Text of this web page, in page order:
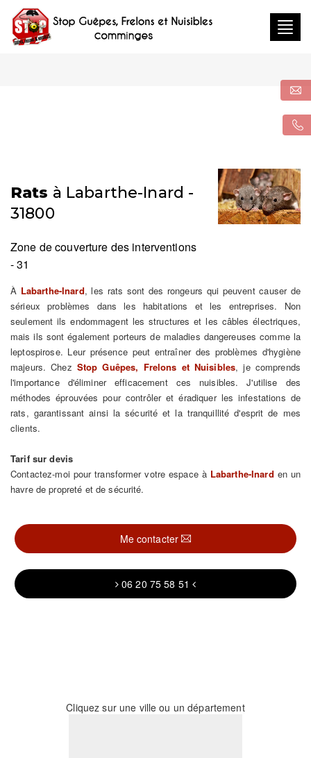
Rats à Labarthe-Inard -
31800
Zone de couverture des interventions
- 31
À Labarthe-Inard, les rats sont des rongeurs qui peuvent causer de
sérieux problèmes dans les habitations et les entreprises. Non
seulement ils endommagent les structures et les câbles électriques,
mais ils sont également porteurs de maladies dangereuses comme la
leptospirose. Leur présence peut entraîner des problèmes d'hygiène
majeurs. Chez Stop Guêpes, Frelons et Nuisibles, je comprends
l'importance d'éliminer efficacement ces nuisibles. J'utilise des
méthodes éprouvées pour contrôler et éradiquer les infestations de
rats, garantissant ainsi la sécurité et la tranquillité d'esprit de mes
clients.
Tarif sur devis
Contactez-moi pour transformer votre espace à Labarthe-Inard en un
havre de propreté et de sécurité.
Me contacter
06 20 75 58 51
Cliquez sur une ville ou un département